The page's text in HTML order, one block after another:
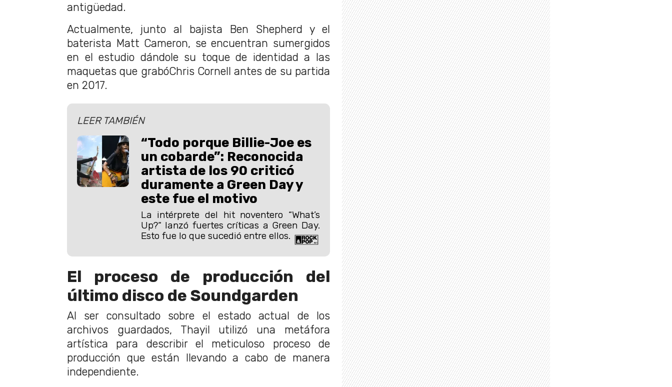
antigüedad.
Actualmente, junto al bajista Ben Shepherd y el
baterista Matt Cameron, se encuentran sumergidos
en el estudio dándole su toque de identidad a las
maquetas que grabóChris Cornell antes de su partida
en 2017.
LEER TAMBIÉN
“Todo porque Billie-Joe es
un cobarde”: Reconocida
artista de los 90 criticó
duramente a Green Day y
este fue el motivo
La intérprete del hit noventero “What’s
Up?“ lanzó fuertes críticas a Green Day.
Esto fue lo que sucedió entre ellos.
El proceso de producción del
último disco de Soundgarden
Al ser consultado sobre el estado actual de los
archivos guardados, Thayil utilizó una metáfora
artística para describir el meticuloso proceso de
producción que están llevando a cabo de manera
independiente.